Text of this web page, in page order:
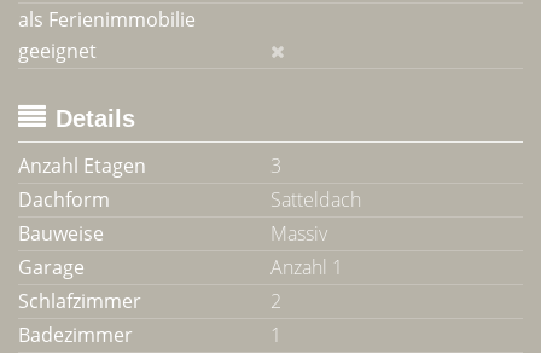
als Ferienimmobilie
geeignet
Details
Anzahl Etagen
3
Dachform
Satteldach
Bauweise
Massiv
Garage
Anzahl 1
Schlafzimmer
2
Badezimmer
1